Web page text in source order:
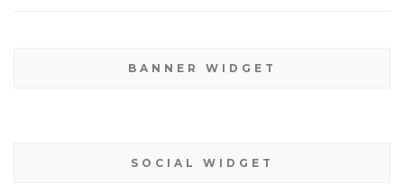
BANNER WIDGET
SOCIAL WIDGET